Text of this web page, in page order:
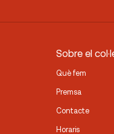
Sobre el
Què fem
Premsa
Contacte
Horaris